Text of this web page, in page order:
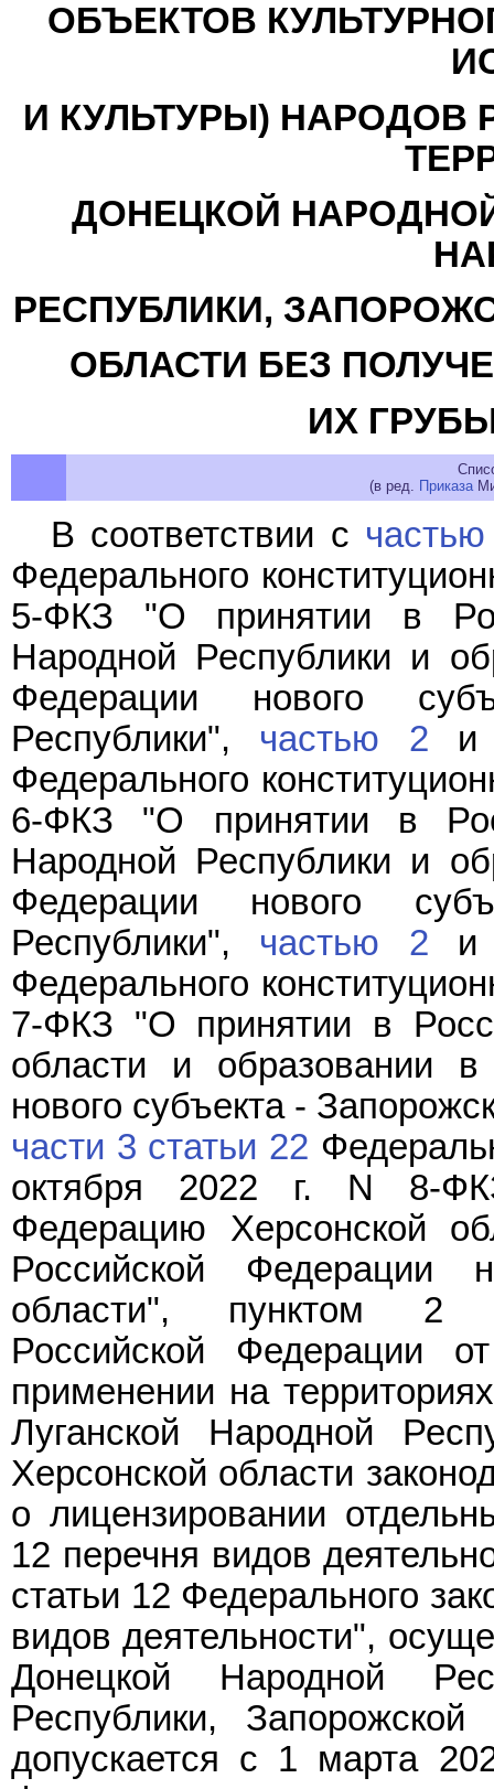
ОБЪЕКТОВ
И КУЛЬТУРЫ) НАРОДОВ
ДОНЕЦКОЙ
РЕСПУБЛИКИ,
ОБЛАСТИ БЕЗ
ИХ
(в ред. Приказа
В соответствии с
Федерального
5-ФКЗ "О принятии в
Народной Республики и
Федерации нового
Республики", частью 2
Федерального
6-ФКЗ "О принятии в
Народной Республики и
Федерации нового
Республики", частью 2
Федерального
7-ФКЗ "О принятии в
области и образовании
нового субъекта -
части 3 статьи 22
октября 2022 г. N 8-
Федерацию Херсонской
Российской Федерации
области", пунктом 2
Российской
применении на
Луганской Народной
Херсонской области
о лицензировании
12 перечня видов
статьи 12 Федерального
видов деятельности",
Донецкой Народной
Республики,
допускается с 1 марта